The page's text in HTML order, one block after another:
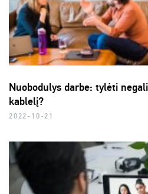
Nuobodulys darbe: tylėti
kablelį?
2022-10-21